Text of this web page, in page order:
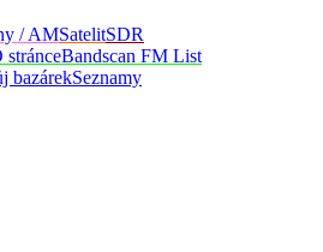
/ AMSatelitSDR
stránceBandscan FM List
bazárekSeznamy